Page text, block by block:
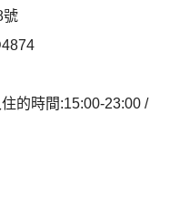
號
的時間:15:00-23:00 /